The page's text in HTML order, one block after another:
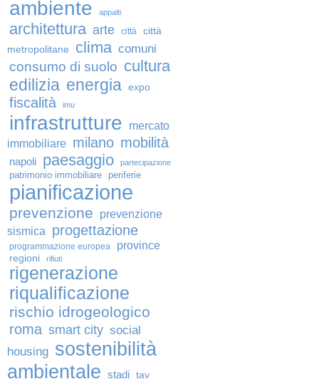
ambiente appalti
architettura arte città
città
metropolitane
clima comuni
consumo di suolo cultura
edilizia energia expo
fiscalità imu
infrastrutture
mercato
immobiliare milano mobilità
napoli paesaggio partecipazione
patrimonio immobiliare periferie
pianificazione
prevenzione
prevenzione
sismica
progettazione
programmazione europea province
regioni rifiuti
rigenerazione
riqualificazione
rischio idrogeologico
roma smart city social
housing sostenibilità
ambientale stadi tav